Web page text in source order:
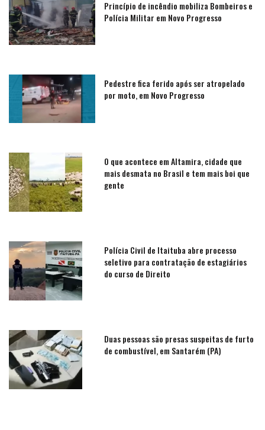
Princípio de incêndio mobiliza Bombeiros e
Polícia Militar em Novo Progresso
Pedestre fica ferido após ser atropelado
por moto, em Novo Progresso
O que acontece em Altamira, cidade que
mais desmata no Brasil e tem mais boi que
gente
Polícia Civil de Itaituba abre processo
seletivo para contratação de estagiários
do curso de Direito
Duas pessoas são presas suspeitas de furto
de combustível, em Santarém (PA)